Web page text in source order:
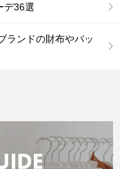
デ36選
ランドの財布やバッ